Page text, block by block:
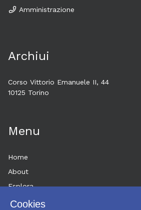
Amministrazione
Archiui
Corso Vittorio Emanuele II, 44
10125 Torino
Menu
Home
About
Esplora
News
Cookies